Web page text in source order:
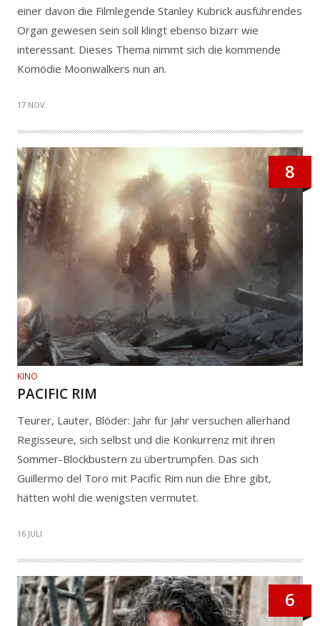
einer davon die Filmlegende Stanley Kubrick ausführendes
Organ gewesen sein soll klingt ebenso bizarr wie
interessant. Dieses Thema nimmt sich die kommende
Komödie Moonwalkers nun an.
17 NOV.
8
KINO
PACIFIC RIM
Teurer, Lauter, Blöder: Jahr für Jahr versuchen allerhand
Regisseure, sich selbst und die Konkurrenz mit ihren
Sommer-Blockbustern zu übertrumpfen. Das sich
Guillermo del Toro mit Pacific Rim nun die Ehre gibt,
hätten wohl die wenigsten vermutet.
16 JULI
6